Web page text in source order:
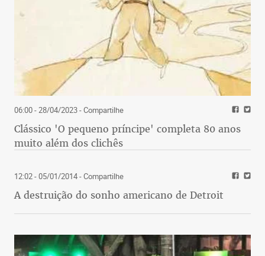
06:00 - 28/04/2023- Compartilhe
Clássico 'O pequeno príncipe' completa 80 anos
muito além dos clichês
12:02 - 05/01/2014- Compartilhe
A destruição do sonho americano de Detroit